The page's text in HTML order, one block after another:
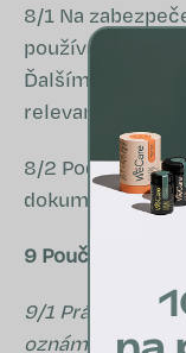
8/1 Na
používania
Ďalším účelom
relevantnej
8/2 Podmienky
dokumente
9 Poučenie o
9/1 Právo na
oznámenia a